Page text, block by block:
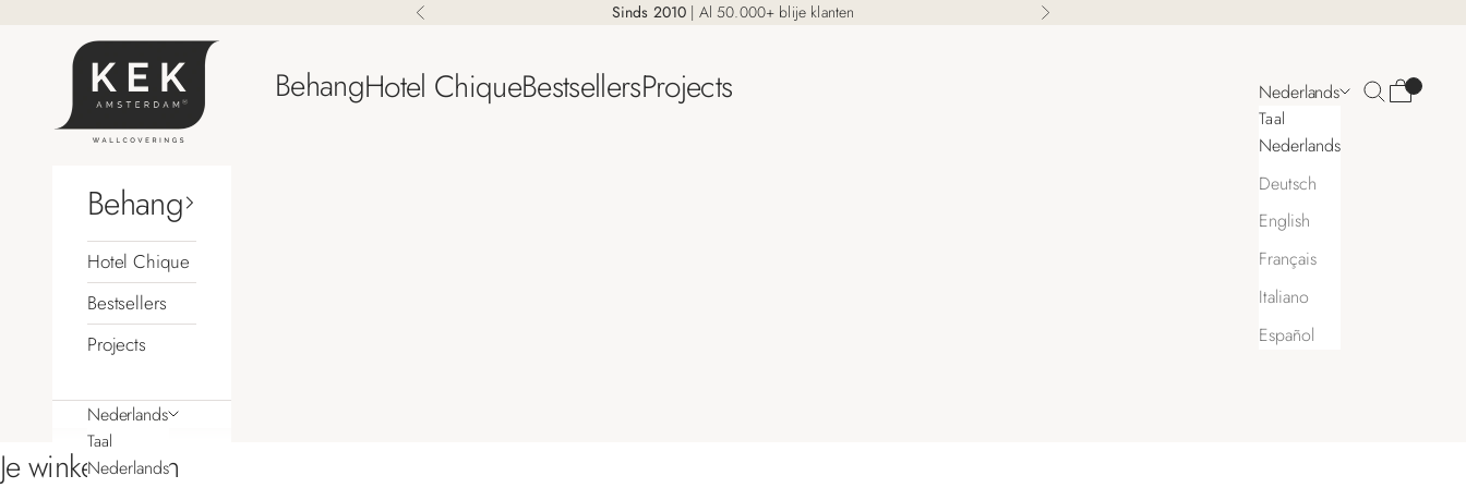
Vorige Sinds 2010 | Al 50.000+ blije klanten Volgende
KEK Amsterdam
BehangHotel ChiqueBestsellersProjects Nederlands
Taal
Nederlands
Deutsch
English
Français
Italiano
Español
Zoeken
Behang
Hotel Chique
Bestsellers
Projects
Nederlands
Taal
Nederlands
Je winkelwagen